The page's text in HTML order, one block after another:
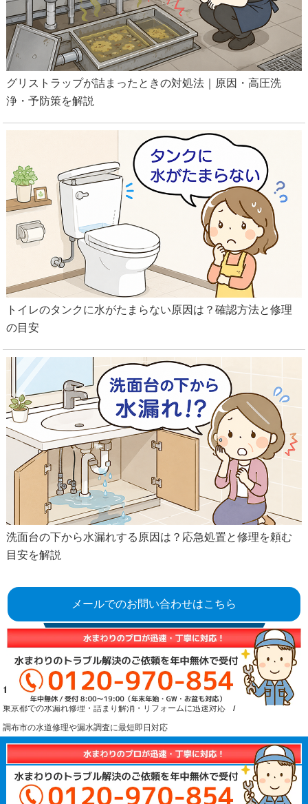
グリストラップが詰まったときの対処法｜原因・高圧洗
浄・予防策を解説
トイレのタンクに水がたまらない原因は？確認方法と修理
の目安
洗面台の下から水漏れする原因は？応急処置と修理を頼む
目安を解説
ひかり水道設備
水道修理や水まわりリフォームの対応地域一覧
東京都での水漏れ修理・詰まり解消・リフォームに迅速対応
調布市の水道修理や漏水調査に最短即日対応
メールでのお問い合わせはこちら